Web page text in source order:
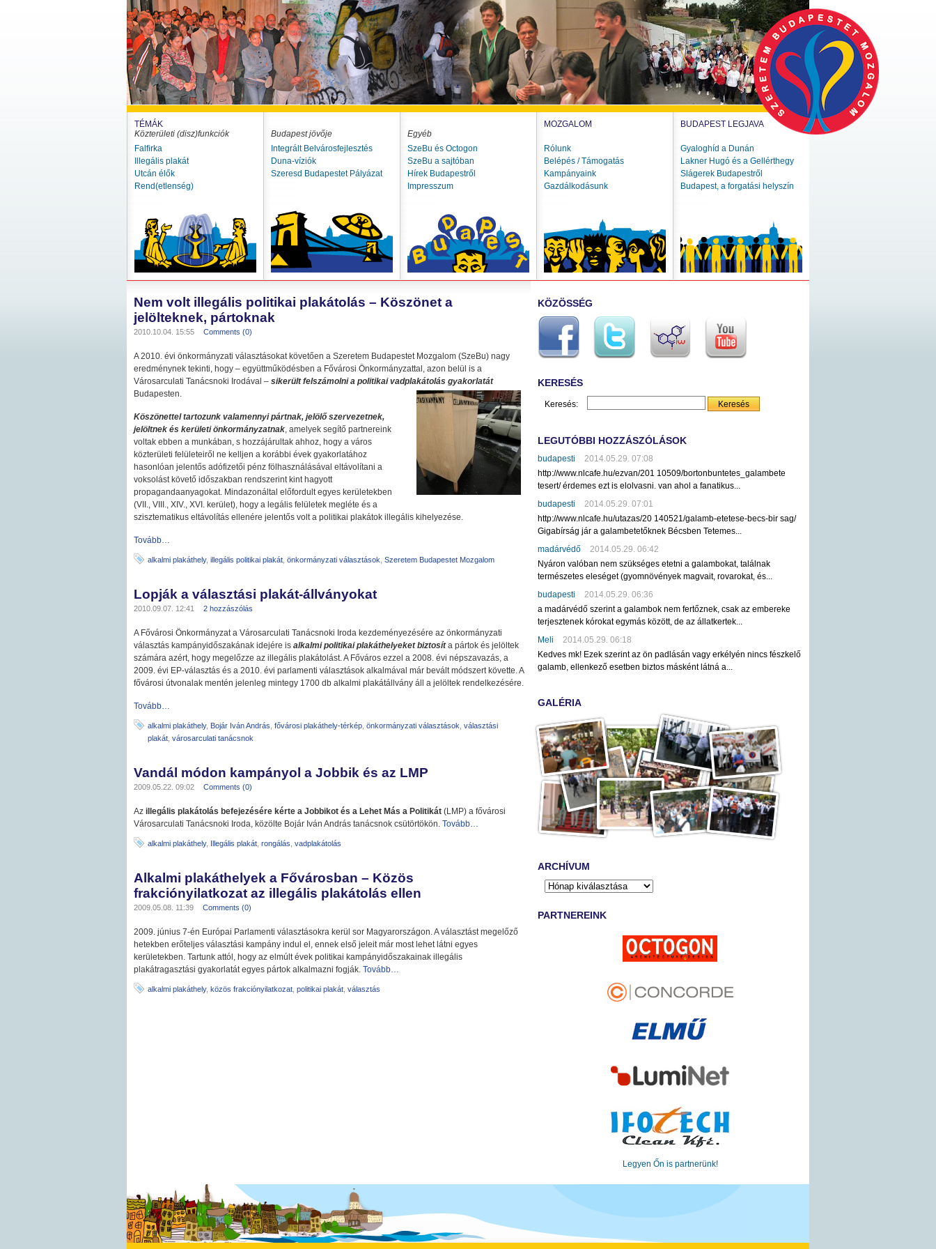
TÉMÁK
Közterületi (disz)funkciók
Falfirka
Illegális plakát
Utcán élők
Rend(etlenség)
Budapest jövője
Integrált Belvárosfejlesztés
Duna-víziók
Szeresd Budapestet Pályázat
Egyéb
SzeBu és Octogon
SzeBu a sajtóban
Hírek Budapestről
Impresszum
MOZGALOM
Rólunk
Belépés / Támogatás
Kampányaink
Gazdálkodásunk
BUDAPEST LEGJAVA
Gyaloghíd a Dunán
Lakner Hugó és a Gellérthegy
Slágerek Budapestről
Budapest, a forgatási helyszín
Nem volt illegális politikai plakátolás – Köszönet a
jelölteknek, pártoknak
2010.10.04. 15:55 Comments (0)
A 2010. évi önkormányzati választásokat követően a Szeretem Budapestet Mozgalom (SzeBu) nagy
eredménynek tekinti, hogy – együttműködésben a Fővárosi Önkormányzattal, azon belül is a
Városarculati Tanácsnoki Irodával – sikerült felszámolni a politikai vadplakátolás gyakorlatát
Budapesten.
Köszönettel tartozunk valamennyi pártnak, jelölő szervezetnek,
jelöltnek és kerületi önkormányzatnak, amelyek segítő partnereink
voltak ebben a munkában, s hozzájárultak ahhoz, hogy a város
közterületi felületeiről ne kelljen a korábbi évek gyakorlatához
hasonlóan jelentős adófizetői pénz fölhasználásával eltávolítani a
voksolást követő időszakban rendszerint kint hagyott
propagandaanyagokat. Mindazonáltal előfordult egyes kerületekben
(VII., VIII., XIV., XVI. kerület), hogy a legális felületek megléte és a
szisztematikus eltávolítás ellenére jelentős volt a politikai plakátok illegális kihelyezése.
Tovább…
alkalmi plakáthely, illegális politikai plakát önkormányzati választások Szeretem Budapestet Mozgalom
Lopják a választási plakát-állványokat
2010.09.07. 12:41 2 hozzászólás
A Fővárosi Önkormányzat a Városarculati Tanácsnoki Iroda kezdeményezésére az önkormányzati
választás kampányidőszakának idejére is alkalmi politikai plakáthelyeket biztosíta pártok és jelöltek
számára azért, hogy megelőzze az illegális plakátolást. A Főváros ezzel a 2008. évi népszavazás, a
2009. évi EP-választás és a 2010. évi parlamenti választások alkalmával már bevált módszert követte. A
fővárosi útvonalak mentén jelenleg mintegy 1700 db alkalmi plakátállvány áll a jelöltek rendelkezésére.
Tovább…
alkalmi plakáthely, Bojár Iván András fővárosi plakáthely-térkép önkormányzati választások választási
plakát városarculati tanácsnok
Vandál módon kampányol a Jobbik és az LMP
2009.05.22. 09:02 Comments (0)
Az illegális plakátolás befejezésére kérte a Jobbikot és a Lehet Más a Politikát (LMP) a fővárosi
Városarculati Tanácsnoki Iroda, közölte Bojár Iván András tanácsnok csütörtökön. Tovább…
alkalmi plakáthely, Illegális plakát rongálás vadplakátolás
Alkalmi plakáthelyek a Fővárosban – Közös
frakciónyilatkozat az illegális plakátolás ellen
2009.05.08. 11:39 Comments (0)
2009. június 7-én Európai Parlamenti választásokra kerül sor Magyarországon. A választást megelőző
hetekben erőteljes választási kampány indul el, ennek első jeleit már most lehet látni egyes
kerületekben. Tartunk attól, hogy az elmúlt évek politikai kampányidőszakainak illegális
plakátragasztási gyakorlatát egyes pártok alkalmazni fogják. Tovább…
alkalmi plakáthely, közös frakciónyilatkozat politikai plakát választás
KÖZÖSSÉG
KERESÉS
Keresés:
LEGUTÓBBI HOZZÁSZÓLÁSOK
budapesti
2014.05.29. 07:08
http://www.nlcafe.hu/ezvan/201 10509/bortonbuntetes_galambete
tesert/ érdemes ezt is elolvasni. van ahol a fanatikus...
budapesti
2014.05.29. 07:01
http://www.nlcafe.hu/utazas/20 140521/galamb-etetese-becs-bir sag/
Gigabírság jár a galambetetőknek Bécsben Tetemes...
madárvédő
2014.05.29. 06:42
Nyáron valóban nem szükséges etetni a galambokat, találnak
természetes eleséget (gyomnövények magvait, rovarokat, és...
budapesti
2014.05.29. 06:36
a madárvédő szerint a galambok nem fertőznek, csak az embereke
terjesztenek kórokat egymás között, de az állatkertek...
Meli
2014.05.29. 06:18
Kedves mk! Ezek szerint az ön padlásán vagy erkélyén nincs fészkelő
galamb, ellenkező esetben biztos másként látná a...
GALÉRIA
ARCHÍVUM
PARTNEREINK
Legyen Őn is partnerünk!